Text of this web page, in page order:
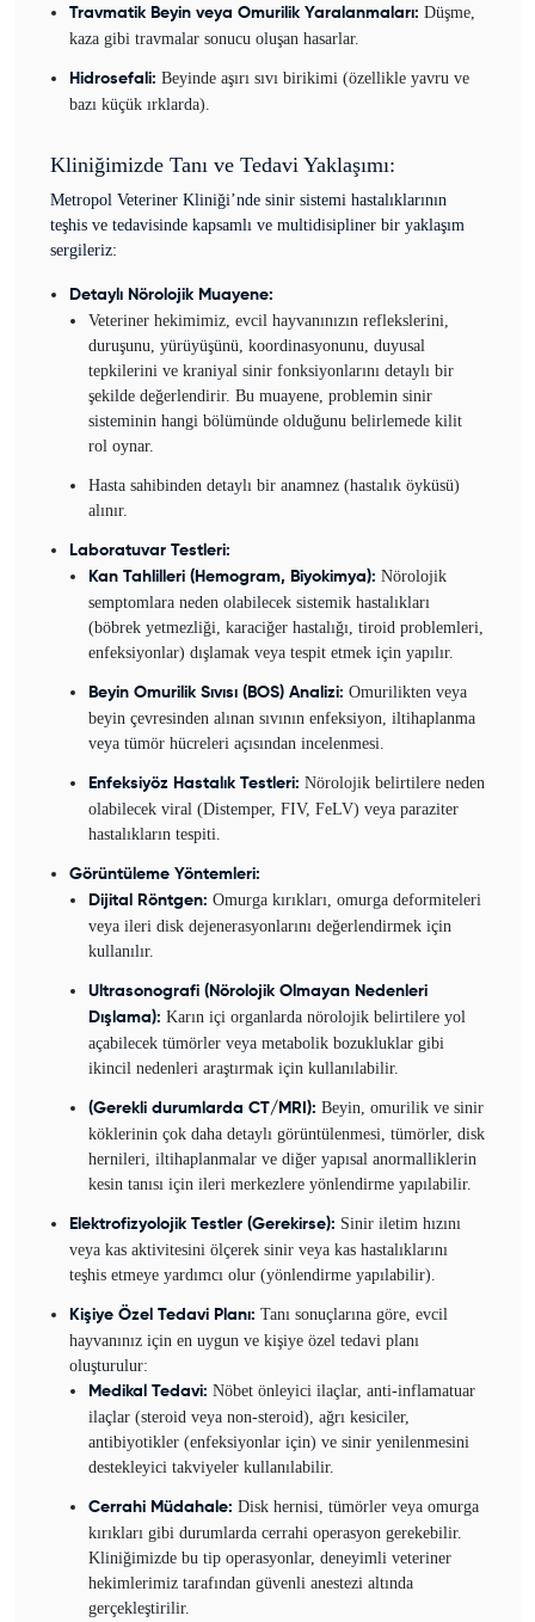
Travmatik Beyin veya Omurilik Yaralanmaları: Düşme,
kaza gibi travmalar sonucu oluşan hasarlar.
Hidrosefali: Beyinde aşırı sıvı birikimi (özellikle yavru ve
bazı küçük ırklarda).
Kliniğimizde Tanı ve Tedavi Yaklaşımı:
Metropol Veteriner Kliniği’nde sinir sistemi hastalıklarının
teşhis ve tedavisinde kapsamlı ve multidisipliner bir yaklaşım
sergileriz:
Detaylı Nörolojik Muayene:
Veteriner hekimimiz, evcil hayvanınızın reflekslerini,
duruşunu, yürüyüşünü, koordinasyonunu, duyusal
tepkilerini ve kraniyal sinir fonksiyonlarını detaylı bir
şekilde değerlendirir. Bu muayene, problemin sinir
sisteminin hangi bölümünde olduğunu belirlemede kilit
rol oynar.
Hasta sahibinden detaylı bir anamnez (hastalık öyküsü)
alınır.
Laboratuvar Testleri:
Kan Tahlilleri (Hemogram, Biyokimya): Nörolojik
semptomlara neden olabilecek sistemik hastalıkları
(böbrek yetmezliği, karaciğer hastalığı, tiroid problemleri,
enfeksiyonlar) dışlamak veya tespit etmek için yapılır.
Beyin Omurilik Sıvısı (BOS) Analizi: Omurilikten veya
beyin çevresinden alınan sıvının enfeksiyon, iltihaplanma
veya tümör hücreleri açısından incelenmesi.
Enfeksiyöz Hastalık Testleri: Nörolojik belirtilere neden
olabilecek viral (Distemper, FIV, FeLV) veya paraziter
hastalıkların tespiti.
Görüntüleme Yöntemleri:
Dijital Röntgen: Omurga kırıkları, omurga deformiteleri
veya ileri disk dejenerasyonlarını değerlendirmek için
kullanılır.
Ultrasonografi (Nörolojik Olmayan Nedenleri
Dışlama): Karın içi organlarda nörolojik belirtilere yol
açabilecek tümörler veya metabolik bozukluklar gibi
ikincil nedenleri araştırmak için kullanılabilir.
(Gerekli durumlarda CT/MRI): Beyin, omurilik ve sinir
köklerinin çok daha detaylı görüntülenmesi, tümörler, disk
hernileri, iltihaplanmalar ve diğer yapısal anormalliklerin
kesin tanısı için ileri merkezlere yönlendirme yapılabilir.
Elektrofizyolojik Testler (Gerekirse): Sinir iletim hızını
veya kas aktivitesini ölçerek sinir veya kas hastalıklarını
teşhis etmeye yardımcı olur (yönlendirme yapılabilir).
Kişiye Özel Tedavi Planı: Tanı sonuçlarına göre, evcil
hayvanınız için en uygun ve kişiye özel tedavi planı
oluşturulur:
Medikal Tedavi: Nöbet önleyici ilaçlar, anti-inflamatuar
ilaçlar (steroid veya non-steroid), ağrı kesiciler,
antibiyotikler (enfeksiyonlar için) ve sinir yenilenmesini
destekleyici takviyeler kullanılabilir.
Cerrahi Müdahale: Disk hernisi, tümörler veya omurga
kırıkları gibi durumlarda cerrahi operasyon gerekebilir.
Kliniğimizde bu tip operasyonlar, deneyimli veteriner
hekimlerimiz tarafından güvenli anestezi altında
gerçekleştirilir.